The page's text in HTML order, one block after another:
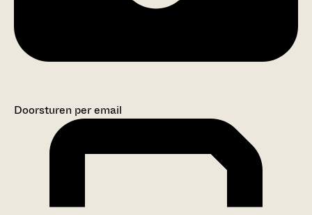
Doorsturen per email